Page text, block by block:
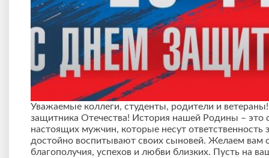
Уважаемые коллеги, студенты, родители и
защитника Отечества! История нашей Родины – это
настоящих мужчин, которые несут
достойно воспитывают своих сыновей. Желаем вам
благополучия, успехов и любви близких. Пусть на